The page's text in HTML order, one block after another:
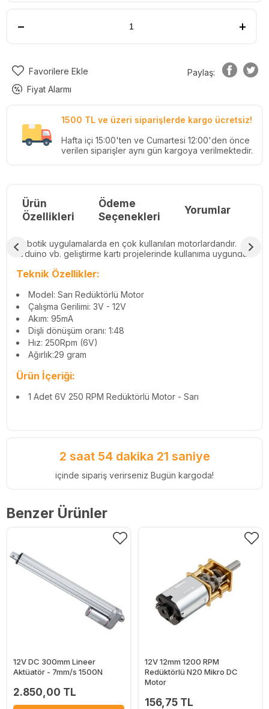
Favorilere Ekle
Fiyat Alarmı
Paylaş:
1500 TL ve üzeri siparişlerde kargo ücretsiz!
Hafta içi 15:00'ten ve Cumartesi 12:00'den önce
verilen siparişler aynı gün kargoya verilmektedir.
Ürün
Özellikleri
Ödeme
Seçenekleri
Yorumlar
Robotik uygulamalarda en çok kullanılan motorlardandır.
Arduino vb. geliştirme kartı projelerinde kullanıma uygundur.
Teknik Özellikler:
Model: Sarı Redüktörlü Motor
Çalışma Gerilimi: 3V - 12V
Akım: 95mA
Dişli dönüşüm oranı: 1:48
Hız: 250Rpm (6V)
Ağırlık:29 gram
Ürün İçeriği:
1 Adet 6V 250 RPM Redüktörlü Motor - Sarı
2 saat 54 dakika 21 saniye
içinde sipariş verirseniz Bugün kargoda!
Benzer Ürünler
12V DC 300mm Lineer
Aktüatör - 7mm/s 1500N
2.850,00 TL
12V 12mm 1200 RPM
Redüktörlü N20 Mikro DC
Motor
156,75 TL